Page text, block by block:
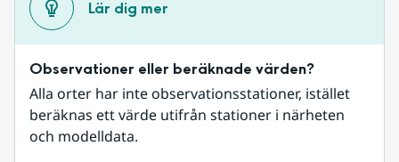
Lär dig mer
Observationer eller beräknade värden?
Alla orter har inte observationsstationer, istället
beräknas ett värde utifrån stationer i närheten
och modelldata.